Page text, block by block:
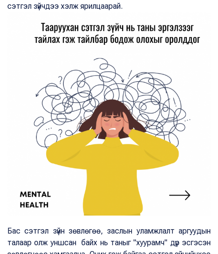
сэтгэл зүйчдээ хэлж ярилцаарай.
Бас сэтгэл зүйн зөвлөгөө, заслын уламжлалт аргуудын
талаар олж уншсан байх нь таныг "хуурамч" дүр эсгэсэн